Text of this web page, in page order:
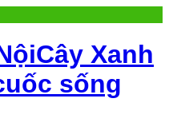
Cây Xanh
sống